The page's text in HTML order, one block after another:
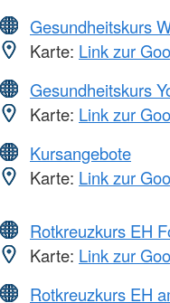
Gesundheitskurs
Karte: Link zur
Gesundheitskurs
Karte: Link zur
Kursangebote
Karte: Link zur
Rotkreuzkurs EH
Karte: Link zur
Rotkreuzkurs EH